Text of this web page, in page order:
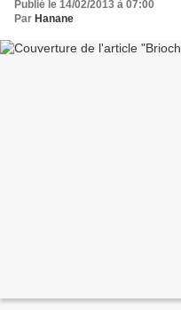
Publié le 14/02/2013 à 07:00
Par Hanane